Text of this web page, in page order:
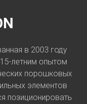
в 2003 году
летним опытом
порошковых
элементов
позиционировать